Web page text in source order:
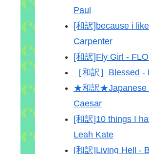
Paul
[和訳]because i
Carpenter
[和訳]Fly Girl -
［和訳］Blessed
★和訳★Japanese
Caesar
[和訳]10 things I
Leah Kate
[和訳]Living Hell -